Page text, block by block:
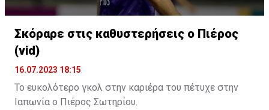
Σκόραρε στις καθυστερήσεις ο Πιέρος
(vid)
16.07.2023 18:15
Το ευκολότερο γκολ στην καριέρα του πέτυχε στην
Ιαπωνία ο Πιέρος Σωτηρίου.